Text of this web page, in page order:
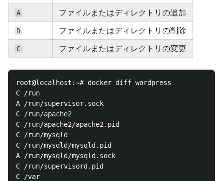
A ファイルまたはディレクトリの追加
D ファイルまたはディレクトリの削除
C ファイルまたはディレクトリの変更
root@localhost:~# docker diff wordpress
C /run
A /run/supervisor.sock
C /run/apache2
C /run/apache2/apache2.pid
C /run/mysqld
C /run/mysqld/mysqld.pid
A /run/mysqld/mysqld.sock
C /run/supervisord.pid
C /var